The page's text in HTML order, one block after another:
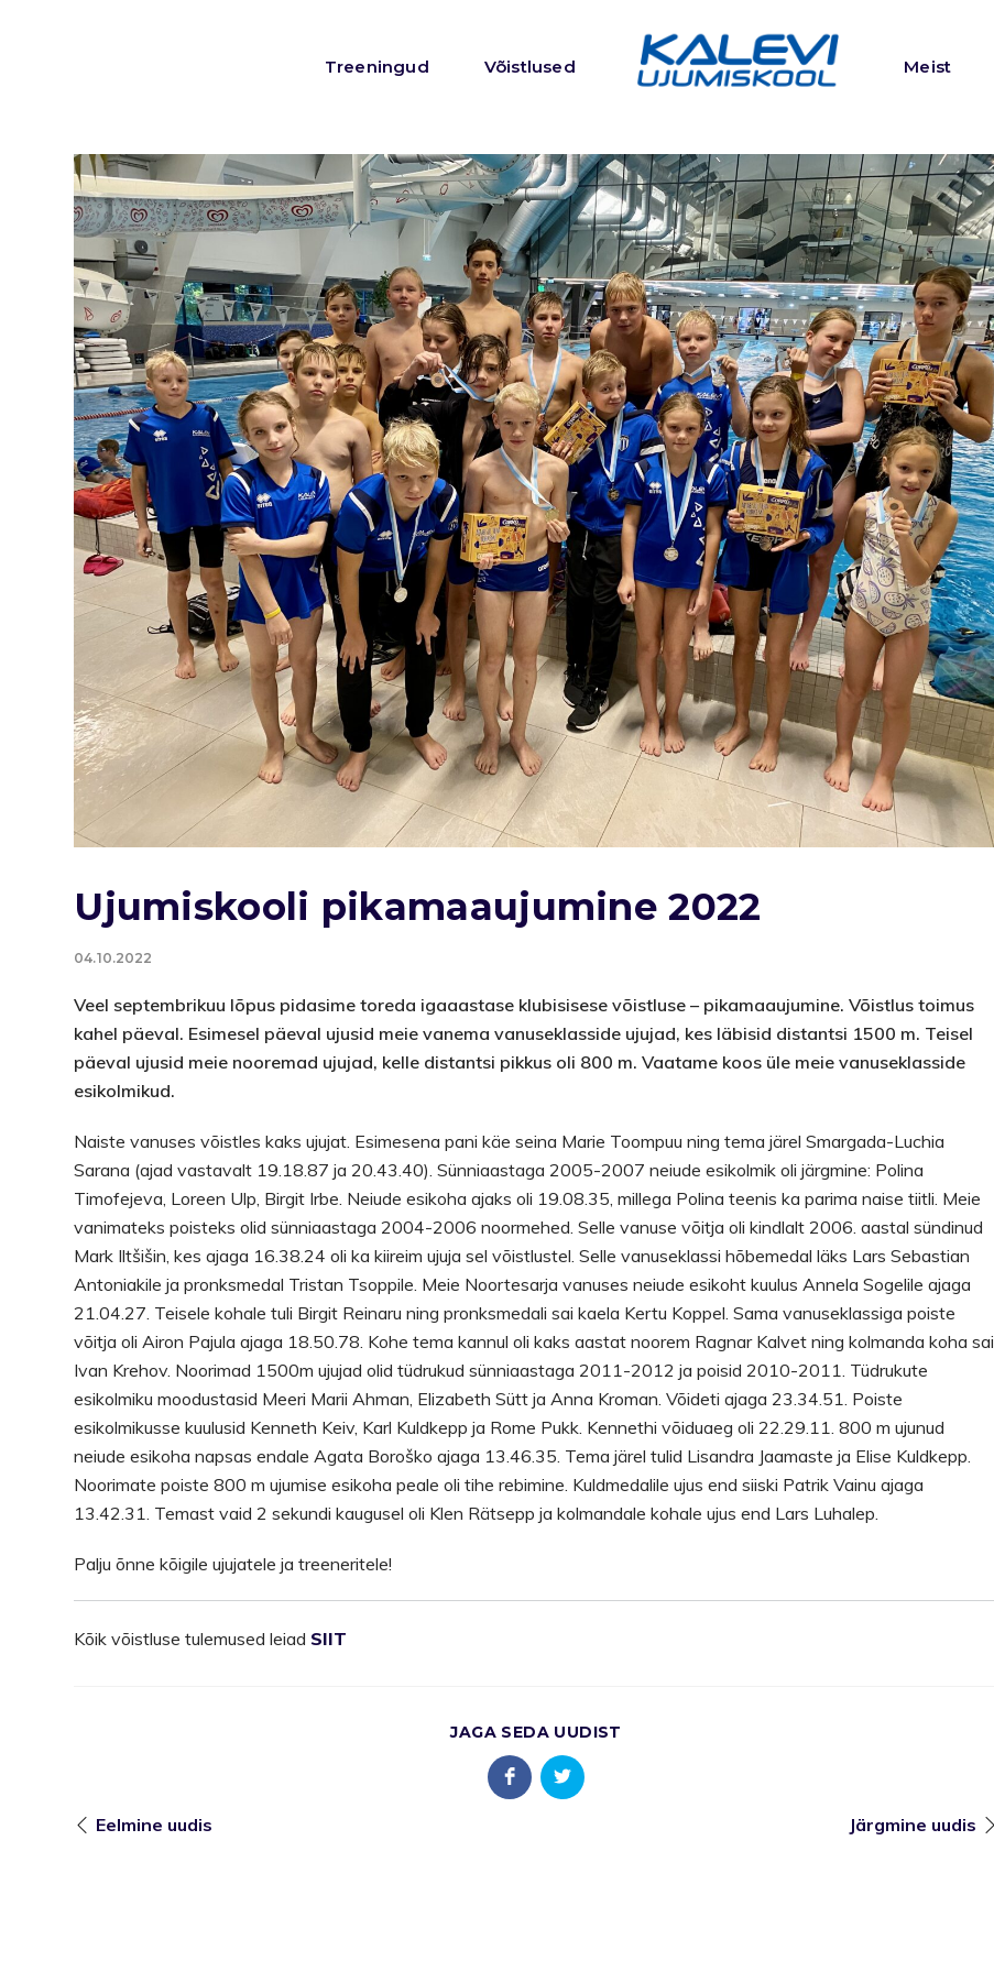
Treeningud Võistlused Meist
Ujumiskooli pikamaaujumine 2022
04.10.2022
Veel septembrikuu lõpus pidasime toreda igaaastase klubisisese võistluse – pikamaaujumine. Võistlus toimus
kahel päeval. Esimesel päeval ujusid meie vanema vanuseklasside ujujad, kes läbisid distantsi 1500 m. Teisel
päeval ujusid meie nooremad ujujad, kelle distantsi pikkus oli 800 m. Vaatame koos üle meie vanuseklasside
esikolmikud.
Naiste vanuses võistles kaks ujujat. Esimesena pani käe seina Marie Toompuu ning tema järel Smargada-Luchia
Sarana (ajad vastavalt 19.18.87 ja 20.43.40). Sünniaastaga 2005-2007 neiude esikolmik oli järgmine: Polina
Timofejeva, Loreen Ulp, Birgit Irbe. Neiude esikoha ajaks oli 19.08.35, millega Polina teenis ka parima naise tiitli. Meie
vanimateks poisteks olid sünniaastaga 2004-2006 noormehed. Selle vanuse võitja oli kindlalt 2006. aastal sündinud
Mark Iltšišin, kes ajaga 16.38.24 oli ka kiireim ujuja sel võistlustel. Selle vanuseklassi hõbemedal läks Lars Sebastian
Antoniakile ja pronksmedal Tristan Tsoppile. Meie Noortesarja vanuses neiude esikoht kuulus Annela Sogelile ajaga
21.04.27. Teisele kohale tuli Birgit Reinaru ning pronksmedali sai kaela Kertu Koppel. Sama vanuseklassiga poiste
võitja oli Airon Pajula ajaga 18.50.78. Kohe tema kannul oli kaks aastat noorem Ragnar Kalvet ning kolmanda koha sai
Ivan Krehov. Noorimad 1500m ujujad olid tüdrukud sünniaastaga 2011-2012 ja poisid 2010-2011. Tüdrukute
esikolmiku moodustasid Meeri Marii Ahman, Elizabeth Sütt ja Anna Kroman. Võideti ajaga 23.34.51. Poiste
esikolmikusse kuulusid Kenneth Keiv, Karl Kuldkepp ja Rome Pukk. Kennethi võiduaeg oli 22.29.11. 800 m ujunud
neiude esikoha napsas endale Agata Boroško ajaga 13.46.35. Tema järel tulid Lisandra Jaamaste ja Elise Kuldkepp.
Noorimate poiste 800 m ujumise esikoha peale oli tihe rebimine. Kuldmedalile ujus end siiski Patrik Vainu ajaga
13.42.31. Temast vaid 2 sekundi kaugusel oli Klen Rätsepp ja kolmandale kohale ujus end Lars Luhalep.
Palju õnne kõigile ujujatele ja treeneritele!
Kõik võistluse tulemused leiad SIIT
JAGA SEDA UUDIST
Eelmine uudis Järgmine uudis